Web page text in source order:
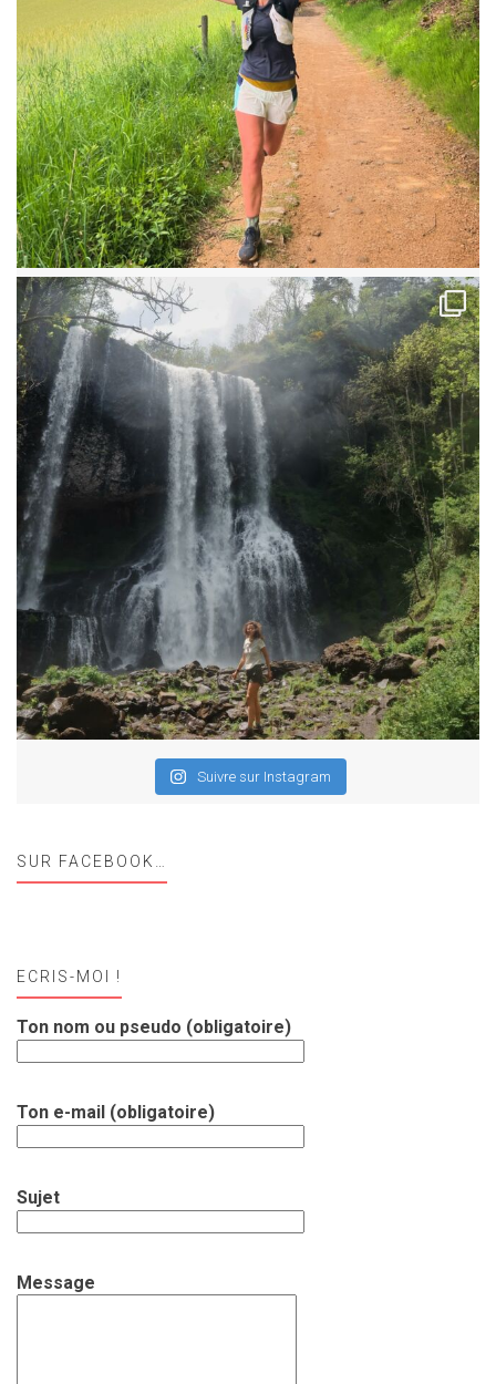
Suivre sur Instagram
SUR FACEBOOK…
ECRIS-MOI !
Ton nom ou pseudo (obligatoire)
Ton e-mail (obligatoire)
Sujet
Message